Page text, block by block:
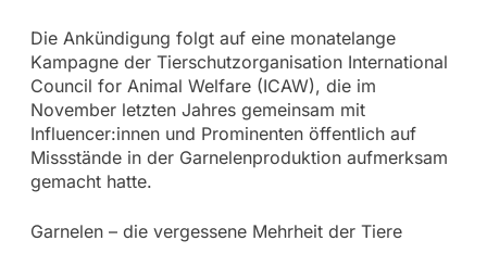
Die Ankündigung folgt auf eine monatelange
Kampagne der Tierschutzorganisation International
Council for Animal Welfare (ICAW), die im
November letzten Jahres gemeinsam mit
Influencer:innen und Prominenten öffentlich auf
Missstände in der Garnelenproduktion aufmerksam
gemacht hatte.
Garnelen – die vergessene Mehrheit der Tiere